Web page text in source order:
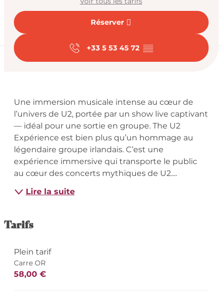
Réserver
+33 5 53 45 72 ▒▒
Description
Une immersion musicale intense au cœur de
l’univers de U2, portée par un show live captivant
— idéal pour une sortie en groupe. The U2
Expérience est bien plus qu’un hommage au
légendaire groupe irlandais. C’est une
expérience immersive qui transporte le public
au cœur des concerts mythiques de U2....
Lire la suite
Tarifs
Plein tarif
Carre OR
58,00 €